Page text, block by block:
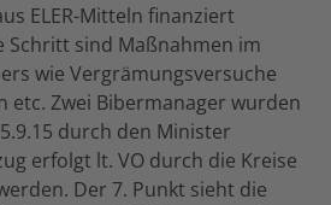
ELER-Mitteln finanziert
Schritt sind Maßnahmen im
wie Vergrämungsversuche
etc. Zwei Bibermanager wurden
durch den Minister
erfolgt lt. VO durch die Kreise
Der 7. Punkt sieht die